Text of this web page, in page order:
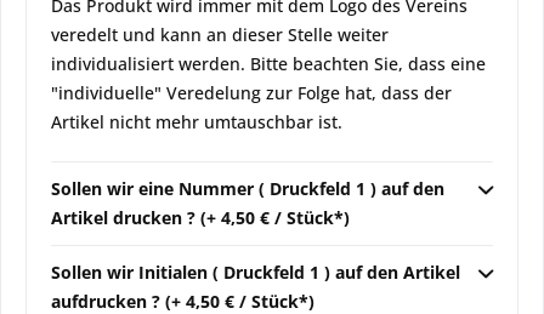
Das Produkt wird immer mit dem Logo des Vereins
veredelt und kann an dieser Stelle weiter
individualisiert werden. Bitte beachten Sie, dass eine
"individuelle" Veredelung zur Folge hat, dass der
Artikel nicht mehr umtauschbar ist.
Sollen wir eine Nummer ( Druckfeld 1 ) auf den
Artikel drucken ? (+ 4,50 € / Stück*)
Sollen wir Initialen ( Druckfeld 1 ) auf den Artikel
aufdrucken ? (+ 4,50 € / Stück*)